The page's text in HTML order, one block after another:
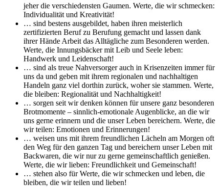
jeher die verschiedensten Gaumen. Werte, die wir schmecken:
Individualität und Kreativität!
… sind bestens ausgebildet, haben ihren meisterlich
zertifizierten Beruf zu Berufung gemacht und lassen dank
ihrer Hände Arbeit das Alltägliche zum Besonderen werden.
Werte, die Innungsbäcker mit Leib und Seele leben:
Handwerk und Leidenschaft!
… sind als treue Nahversorger auch in Krisenzeiten immer für
uns da und geben mit ihrem regionalen und nachhaltigen
Handeln ganz viel dorthin zurück, woher sie stammen. Werte,
die bleiben: Regionalität und Nachhaltigkeit!
… sorgen seit wir denken können für unsere ganz besonderen
Brotmomente – sinnlich-emotionale Augenblicke, an die wir
uns gerne erinnern und die unser Leben bereichern. Werte, die
wir teilen: Emotionen und Erinnerungen!
… weisen uns mit ihrem freundlichen Lächeln am Morgen oft
den Weg für den ganzen Tag und bereichern unser Leben mit
Backwaren, die wir nur zu gerne gemeinschaftlich genießen.
Werte, die wir lieben: Freundlichkeit und Gemeinschaft!
… stehen also für Werte, die wir schmecken und leben, die
bleiben, die wir teilen und lieben!